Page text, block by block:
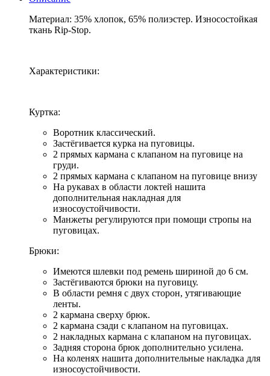
Материал: 35% хлопок, 65% полиэстер. Износостойкая
ткань Rip-Stop.
Характеристики:
Куртка:
Воротник классический.
Застёгивается курка на пуговицы.
2 прямых кармана с клапаном на пуговице на
груди.
2 прямых кармана с клапаном на пуговице внизу
На рукавах в области локтей нашита
дополнительная накладная для
износоустойчивости.
Манжеты регулируются при помощи стропы на
пуговицах.
Брюки:
Имеются шлевки под ремень шириной до 6 см.
Застёгиваются брюки на пуговицу.
В области ремня с двух сторон, утягивающие
ленты.
2 кармана сверху брюк.
2 кармана сзади с клапаном на пуговицах.
2 накладных кармана с клапаном на пуговицах.
Задняя сторона брюк дополнительно усилена.
На коленях нашита дополнительные накладка для
износоустойчивости.